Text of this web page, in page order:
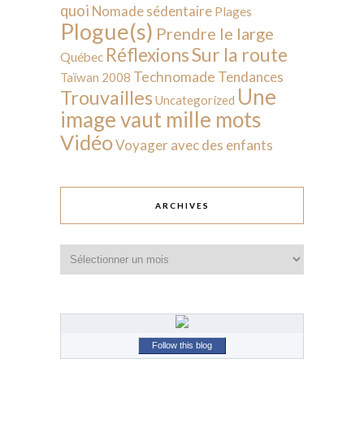
quoi Nomade sédentaire Plages
Plogue(s) Prendre le large
Québec RéflexionsSur la route
Taïwan 2008 Technomade Tendances
Trouvailles Uncategorized Une
image vaut mille mots
VidéoVoyager avec des enfants
ARCHIVES
Follow this blog